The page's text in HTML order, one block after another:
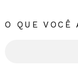
O QUE VOCÊ